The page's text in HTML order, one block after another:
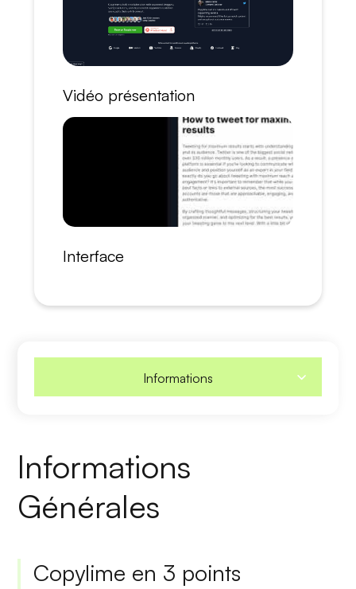
Vidéo présentation
Interface
Informations
Informations
Générales
Copylime en 3 points